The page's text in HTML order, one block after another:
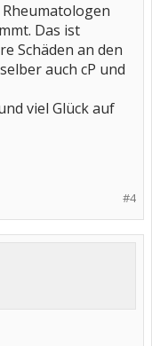
Das ist
Schäden an den
auch cP und
viel Glück auf
#4